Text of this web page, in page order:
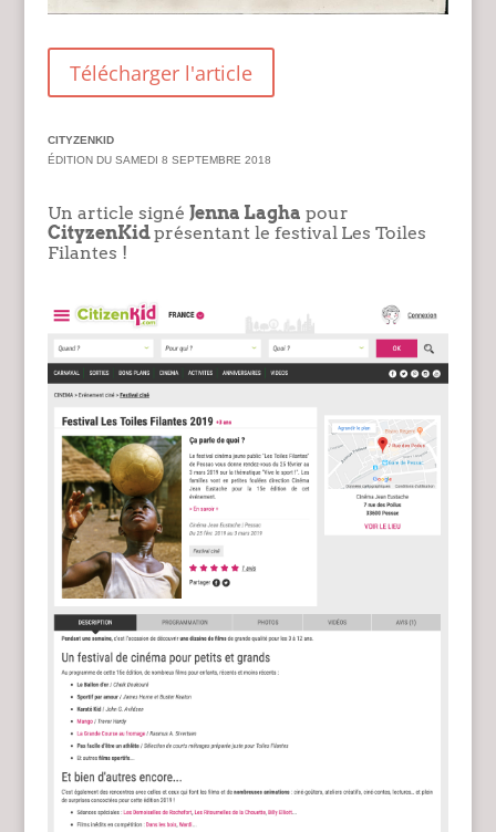
Télécharger l'article
CITYZENKID
ÉDITION DU SAMEDI 8 SEPTEMBRE 2018
Un article signé Jenna Lagha pour
CityzenKidprésentant le festival Les Toiles
Filantes !